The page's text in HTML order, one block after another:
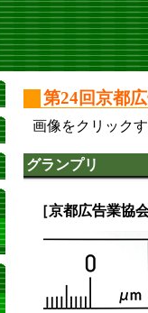
第24回京都
画像をクリック
グランプリ
［京都広告業